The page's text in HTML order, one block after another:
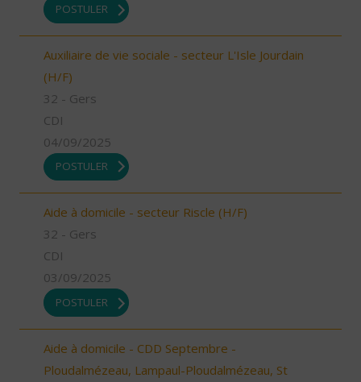
POSTULER
Auxiliaire de vie sociale - secteur L'Isle Jourdain
(H/F)
32 - Gers
CDI
04/09/2025
POSTULER
Aide à domicile - secteur Riscle (H/F)
32 - Gers
CDI
03/09/2025
POSTULER
Aide à domicile - CDD Septembre -
Ploudalmézeau, Lampaul-Ploudalmézeau, St